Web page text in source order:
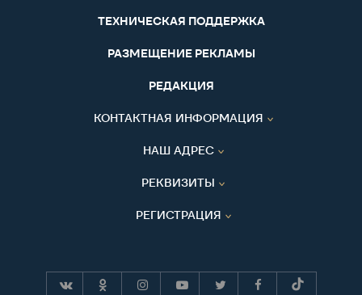
ТЕХНИЧЕСКАЯ ПОДДЕРЖКА
РАЗМЕЩЕНИЕ РЕКЛАМЫ
РЕДАКЦИЯ
КОНТАКТНАЯ ИНФОРМАЦИЯ
НАШ АДРЕС
РЕКВИЗИТЫ
РЕГИСТРАЦИЯ